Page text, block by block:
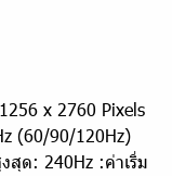
x 2760 Pixels
(60/90/120Hz)
สุด: 240Hz :ค่าเริ่ม